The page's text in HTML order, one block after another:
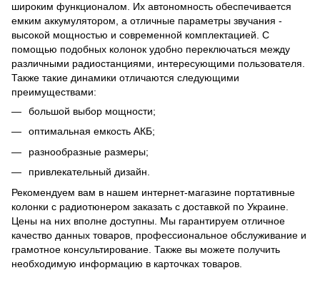
широким функционалом. Их автономность обеспечивается
емким аккумулятором, а отличные параметры звучания -
высокой мощностью и современной комплектацией. С
помощью подобных колонок удобно переключаться между
различными радиостанциями, интересующими пользователя.
Также такие динамики отличаются следующими
преимуществами:
большой выбор мощности;
оптимальная емкость АКБ;
разнообразные размеры;
привлекательный дизайн.
Рекомендуем вам в нашем интернет-магазине портативные
колонки с радиотюнером заказать с доставкой по Украине.
Цены на них вполне доступны. Мы гарантируем отличное
качество данных товаров, профессиональное обслуживание и
грамотное консультирование. Также вы можете получить
необходимую информацию в карточках товаров.